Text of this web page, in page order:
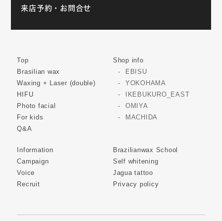
来店予約・お問合せ
Top
Brasilian wax
Waxing + Laser (double)
HIFU
Photo facial
For kids
Q&A
Shop info
EBISU
YOKOHAMA
IKEBUKURO_EAST
OMIYA
MACHIDA
Information
Campaign
Voice
Recruit
Brazilianwax School
Self whitening
Jagua tattoo
Privacy policy